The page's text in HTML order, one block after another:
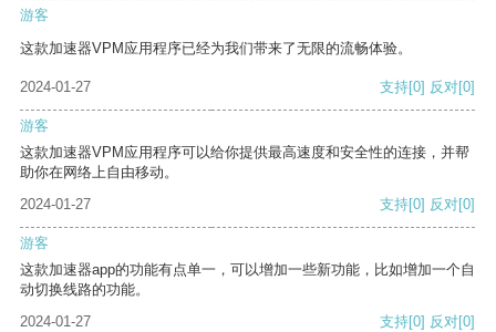
游客
这款加速器VPM应用程序已经为我们带来了无限的流畅体验。
2024-01-27 支持[0] 反对[0]
游客
这款加速器VPM应用程序可以给你提供最高速度和安全性的连接，并帮
助你在网络上自由移动。
2024-01-27
支持[0] 反对[0]
游客
这款加速器app的功能有点单一，可以增加一些新功能，比如增加一个自
动切换线路的功能。
2024-01-27
支持[0] 反对[0]